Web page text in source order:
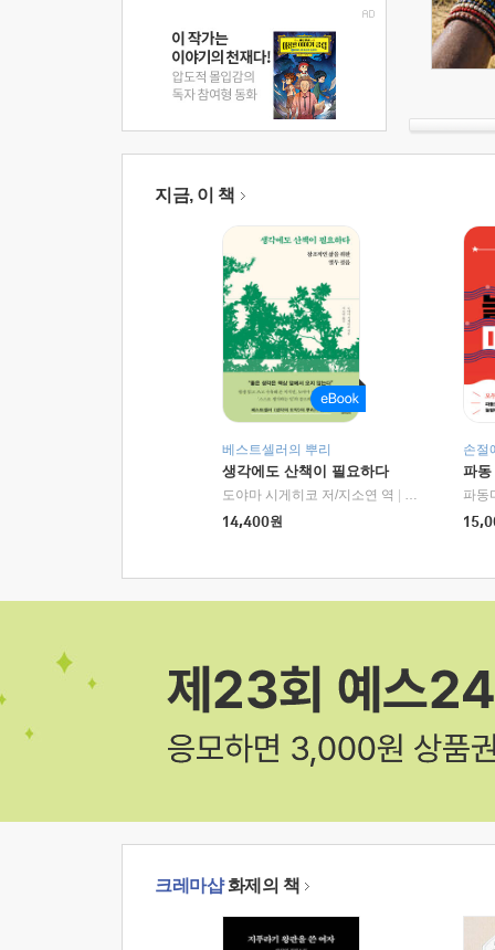
지금, 이 책
베스트셀러의 뿌리
생각에도 산책이 필요하다
도야마 시게히코 저/지소연 역
알에이치코리
14,400원
손절
파동
파동
크레마샵화제의 책